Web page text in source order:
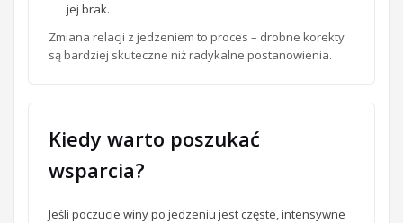
jej brak.
Zmiana relacji z jedzeniem to proces – drobne korekty
są bardziej skuteczne niż radykalne postanowienia.
Kiedy warto poszukać
wsparcia?
Jeśli poczucie winy po jedzeniu jest częste, intensywne